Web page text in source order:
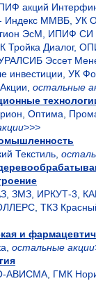
акций
ММВБ УК
ЭсМ, ИПИФ СИ
Тройка Диалог,
Эссет
инвестиции УК
остальные
Оптима
Текстиль
ЗМЗ ИРКУТ-3
ТКЗ
и
остальные
АВИСМА ГМК